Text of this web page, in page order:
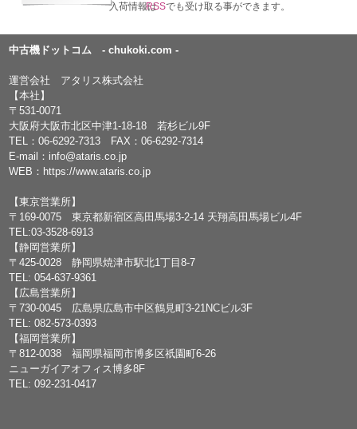
入荷情報はRSSでも受け取る事ができます。
中古機ドットコム - chukoki.com -
運営会社 アタリス株式会社
【本社】
〒531-0071
大阪府大阪市北区中津1-18-18 若杉ビル9F
TEL：06-6292-7313 FAX：06-6292-7314
E-mail： info@ataris.co.jp
WEB： https://www.ataris.co.jp
【東京営業所】
〒169-0075 東京都新宿区高田馬場3-2-14 天翔高田馬場ビル4F
TEL:03-3528-6913
【静岡営業所】
〒425-0028 静岡県焼津市駅北1丁目8-7
TEL: 054-637-9361
【広島営業所】
〒730-0045 広島県広島市中区鶴見町3-21NCビル3F
TEL: 082-573-0393
【福岡営業所】
〒812-0038 福岡県福岡市博多区祇園町6-26
ニューガイアオフィス博多8F
TEL: 092-231-0417